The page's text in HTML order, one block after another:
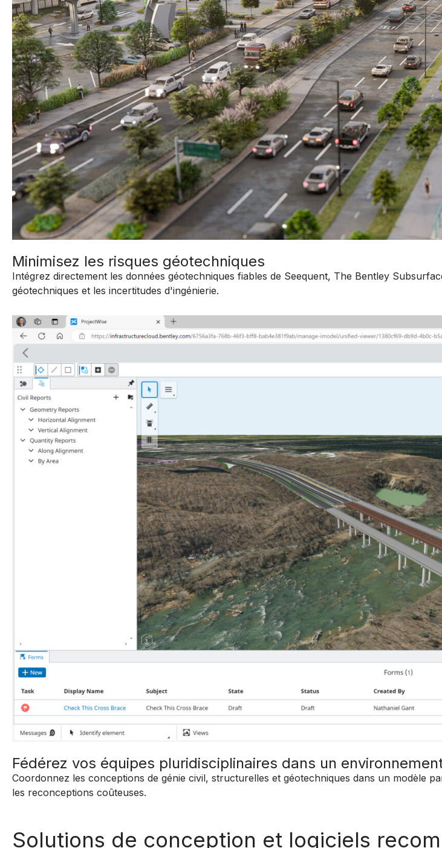
Minimisez les risques géotechniques
Intégrez directement les données géotechniques fiables de Seequent, The Bentley
géotechniques et les incertitudes d'ingénierie.
Fédérez vos équipes pluridisciplinaires dans un
Coordonnez les conceptions de génie civil, structurelles et géotechniques dans un modèle
les reconceptions coûteuses.
Solutions de conception et logiciels